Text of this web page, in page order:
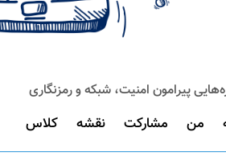
پیرامون امنیت، شبکه و رمزنگاری
من مشارکت نقشه کلاس